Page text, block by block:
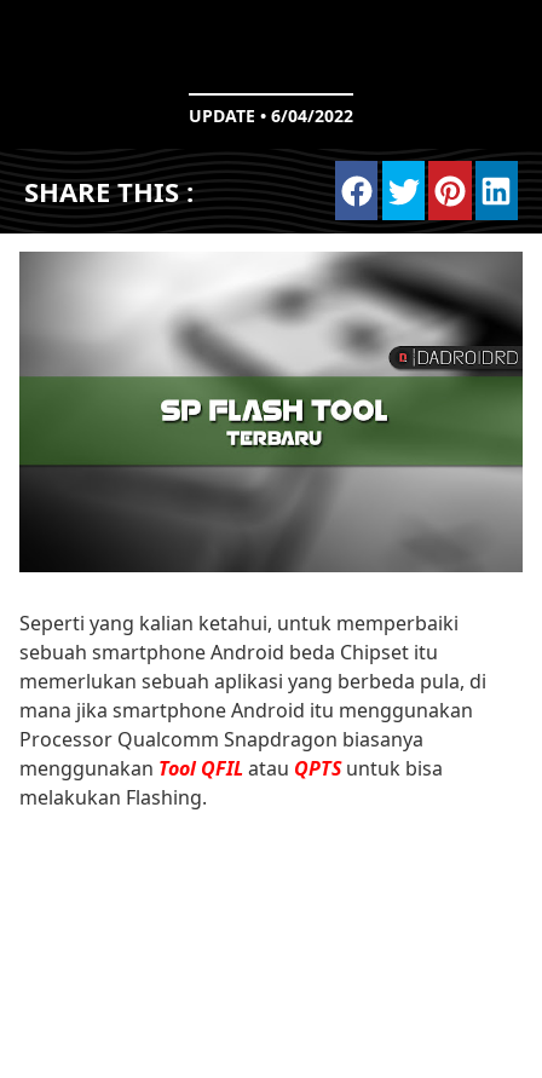
UPDATE • 6/04/2022
SHARE THIS :
Seperti yang kalian ketahui, untuk memperbaiki
sebuah smartphone Android beda Chipset itu
memerlukan sebuah aplikasi yang berbeda pula, di
mana jika smartphone Android itu menggunakan
Processor Qualcomm Snapdragon biasanya
menggunakan Tool QFILatau QPTSuntuk bisa
melakukan Flashing.